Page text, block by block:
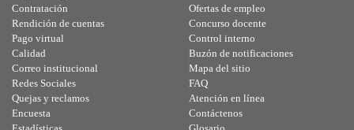
Contratación
Rendición de cuentas
Pago virtual
Calidad
Ofertas de empleo
Concurso docente
Control interno
Buzón de notificaciones
Correo institucional
Redes Sociales
Quejas y reclamos
Encuesta
Mapa del sitio
FAQ
Atención en línea
Contáctenos